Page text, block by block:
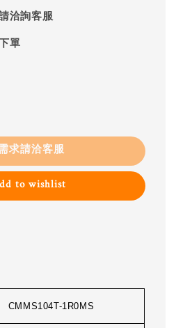
洽詢客服
單
求請洽客服
to wishlist
CMMS104T-1R0MS